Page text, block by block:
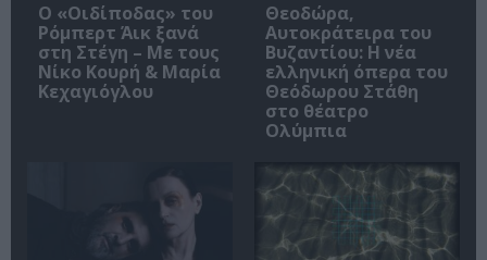
O «Οιδίποδας» του
Ρόμπερτ Άικ ξανά
στη Στέγη – Με τους
Νίκο Κουρή & Μαρία
Κεχαγιόγλου
Θεοδώρα,
Αυτοκράτειρα του
Βυζαντίου: Η νέα
ελληνική όπερα του
Θεόδωρου Στάθη
στο θέατρο
Ολύμπια